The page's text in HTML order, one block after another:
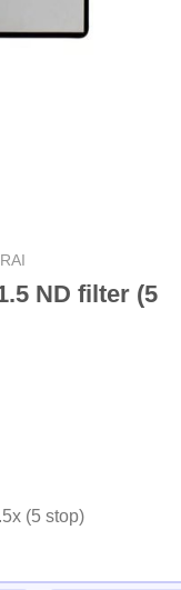
ND filter (5
(5 stop)